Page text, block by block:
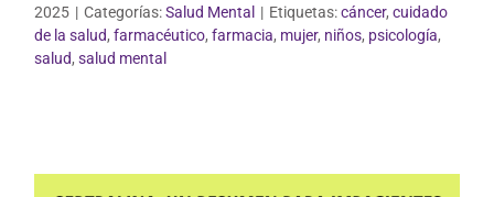
2025 | Categorías:Salud Mental | Etiquetas:cáncer, cuidado
de la salud, farmacéutico, farmacia, mujer, niños, psicología,
salud, salud mental